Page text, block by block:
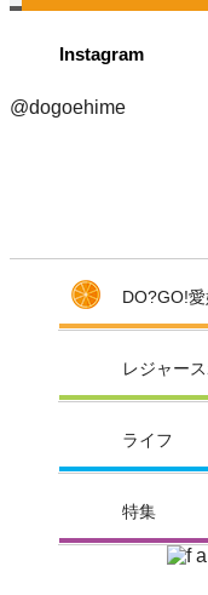
Instagram
@dogoehime
DO?GO!
レジャー
ライフ
特集